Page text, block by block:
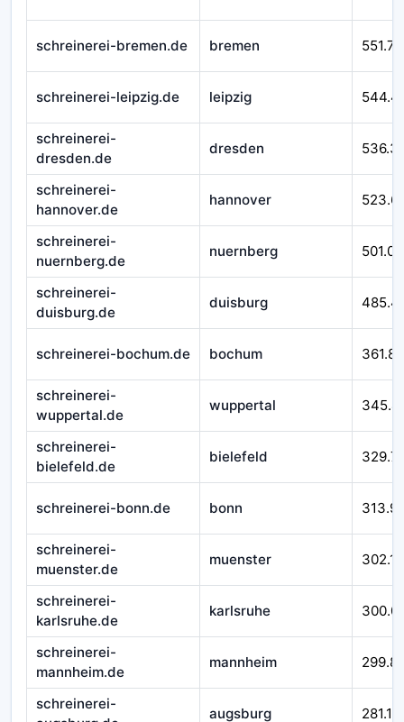
schreinerei-bremen.de bremen
schreinerei-leipzig.de leipzig
schreinerei-
dresden.de
dresden
schreinerei-
hannover.de
hannover
schreinerei-
nuernberg.de
nuernberg
schreinerei-
duisburg.de
duisburg
schreinerei-bochum.de bochum
schreinerei-
wuppertal.de
wuppertal
schreinerei-
bielefeld.de
bielefeld
schreinerei-bonn.de bonn
schreinerei-
muenster.de
muenster
schreinerei-
karlsruhe.de
karlsruhe
schreinerei-
mannheim.de
mannheim
schreinerei-
augsburg 281.111